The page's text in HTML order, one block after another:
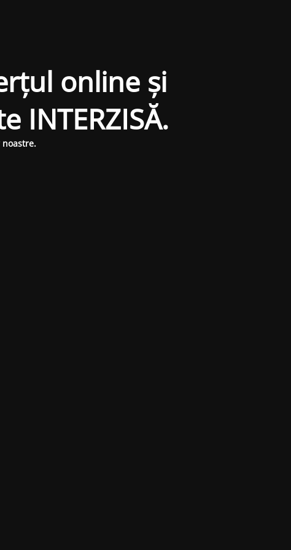
online și
INTERZISĂ.